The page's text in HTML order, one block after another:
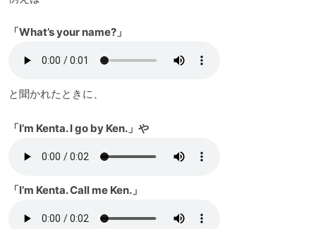
「What’s your name?」
と聞かれたときに、
「I’m Kenta. I go by Ken.」や
「I’m Kenta. Call me Ken.」